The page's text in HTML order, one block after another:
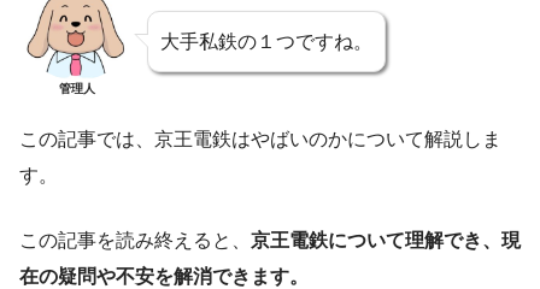
管理人
大手私鉄の１つですね。
この記事では、京王電鉄はやばいのかについて解説しま
す。
この記事を読み終えると、 京王電鉄について理解でき、現
在の疑問や不安を解消できます。